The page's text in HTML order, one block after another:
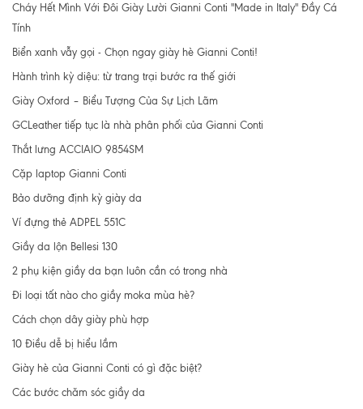
Cháy Hết Mình Với Đôi Giày Lười Gianni Conti "Made in Italy" Đầy Cá
Tính
Biển xanh vẫy gọi - Chọn ngay giày hè Gianni Conti!
Hành trình kỳ diệu: từ trang trại bước ra thế giới
Giày Oxford – Biểu Tượng Của Sự Lịch Lãm
GCLeather tiếp tục là nhà phân phối của Gianni Conti
Thắt lưng ACCIAIO 9854SM
Cặp laptop Gianni Conti
Bảo dưỡng định kỳ giày da
Ví đựng thẻ ADPEL 551C
Giầy da lộn Bellesi 130
2 phụ kiện giầy da bạn luôn cần có trong nhà
Đi loại tất nào cho giầy moka mùa hè?
Cách chọn dây giày phù hợp
10 Điều dễ bị hiểu lầm
Giày hè của Gianni Conti có gì đặc biệt?
Các bước chăm sóc giầy da